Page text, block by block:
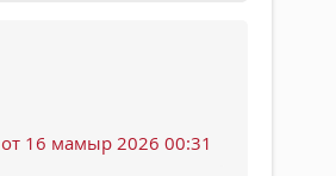
от 16 мамыр 2026 00:31